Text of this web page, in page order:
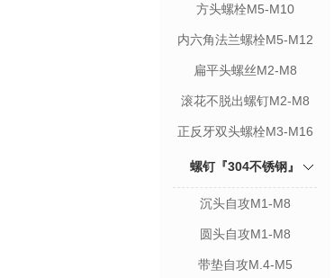
方头螺栓M5-M10
内六角法兰螺栓M5-M12
扁平头螺丝M2-M8
滚花不脱出螺钉M2-M8
正反牙双头螺栓M3-M16
螺钉『304不锈钢』
沉头自攻M1-M8
圆头自攻M1-M8
带垫自攻M.4-M5